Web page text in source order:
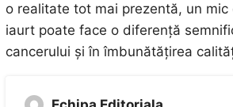
o realitate tot mai prezentă, un mic
iaurt poate face o diferență
cancerului și în îmbunătățirea